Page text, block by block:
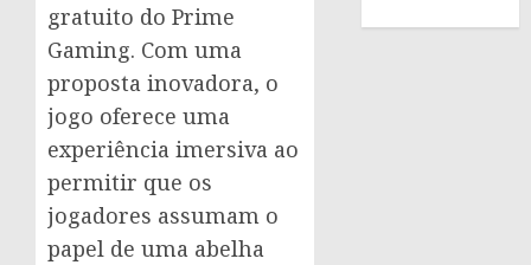
gratuito do Prime
Gaming. Com uma
proposta inovadora, o
jogo oferece uma
experiência imersiva ao
permitir que os
jogadores assumam o
papel de uma abelha